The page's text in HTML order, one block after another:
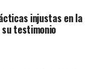
injustas en la
testimonio